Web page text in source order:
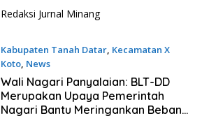
Redaksi Jurnal Minang
Kabupaten Tanah Datar, Kecamatan X
Koto, News
19 Maret 2026
Wali Nagari Panyalaian: BLT-DD
Merupakan Upaya Pemerintah
Nagari Bantu Meringankan Beban